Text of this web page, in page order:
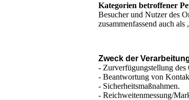
Kategorien betroffener
Besucher und Nutzer des
zusammenfassend auch als
Zweck der
- Zurverfügungstellung
- Beantwortung von
- Sicherheitsmaßnahmen.
- Reichweitenmessung/